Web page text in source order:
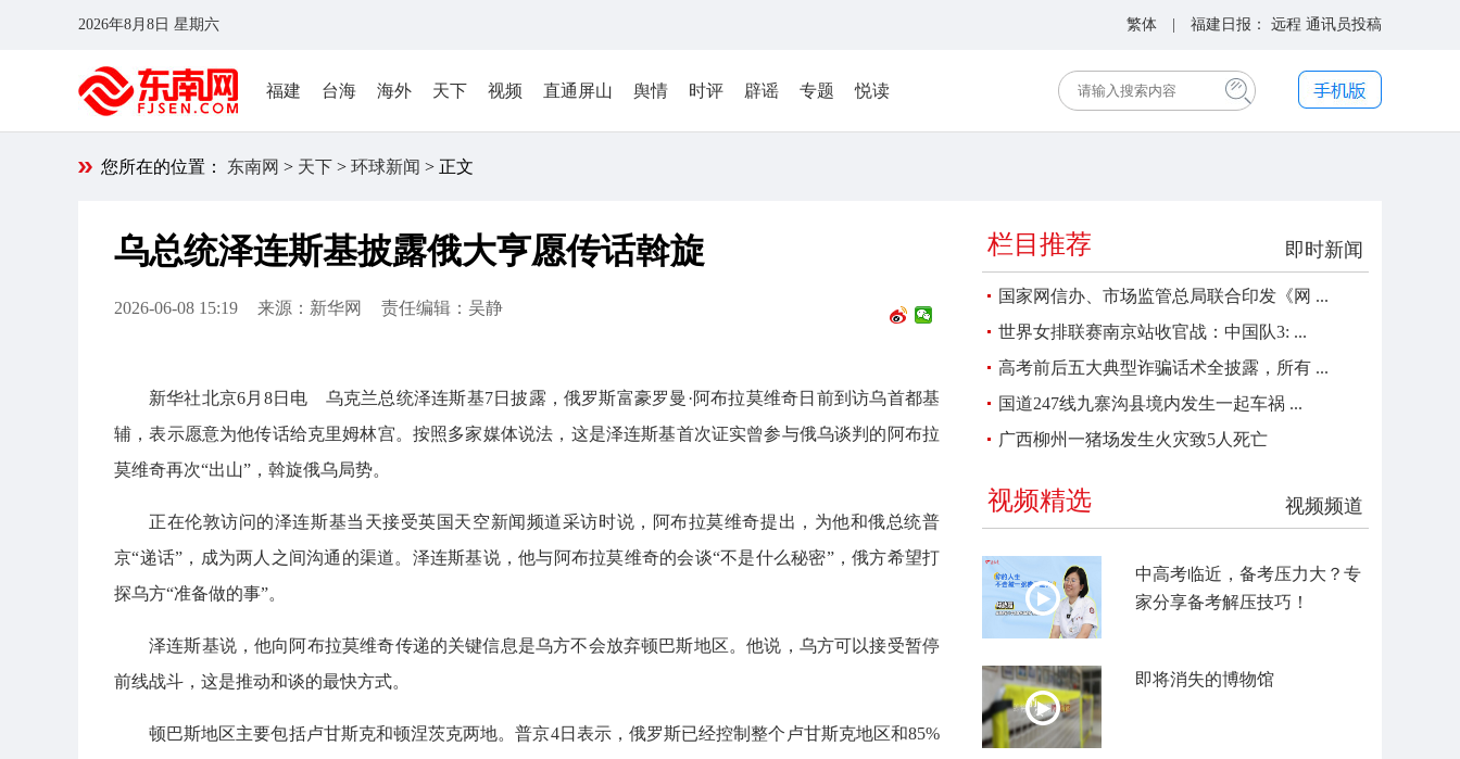
2026年8月8日 星期六 繁体 | 福建日报： 远程 通讯员投稿
福建 台海 海外 天下 视频 直通屏山 舆情 时评 辟谣 专题 悦读
您所在的位置： 东南网 > 天下 > 环球新闻 > 正文
乌总统泽连斯基披露俄大亨愿传话斡旋
2026-06-08 15:19 来源：新华网 责任编辑：吴静
新华社北京6月8日电 乌克兰总统泽连斯基7日披露，俄罗斯富豪罗曼·阿布拉莫维奇日前到访乌首都基
辅，表示愿意为他传话给克里姆林宫。按照多家媒体说法，这是泽连斯基首次证实曾参与俄乌谈判的阿布拉
莫维奇再次“出山”，斡旋俄乌局势。
正在伦敦访问的泽连斯基当天接受英国天空新闻频道采访时说，阿布拉莫维奇提出，为他和俄总统普
京“递话”，成为两人之间沟通的渠道。泽连斯基说，他与阿布拉莫维奇的会谈“不是什么秘密”，俄方希望打
探乌方“准备做的事”。
泽连斯基说，他向阿布拉莫维奇传递的关键信息是乌方不会放弃顿巴斯地区。他说，乌方可以接受暂停
前线战斗，这是推动和谈的最快方式。
顿巴斯地区主要包括卢甘斯克和顿涅茨克两地。普京4日表示，俄罗斯已经控制整个卢甘斯克地区和85%
即时新闻
栏目推荐
国家网信办、市场监管总局联合印发《网 ...
世界女排联赛南京站收官战：中国队3: ...
高考前后五大典型诈骗话术全披露，所有 ...
国道247线九寨沟县境内发生一起车祸 ...
广西柳州一猪场发生火灾致5人死亡
视频频道
视频精选
中高考临近，备考压力大？专
家分享备考解压技巧！
即将消失的博物馆